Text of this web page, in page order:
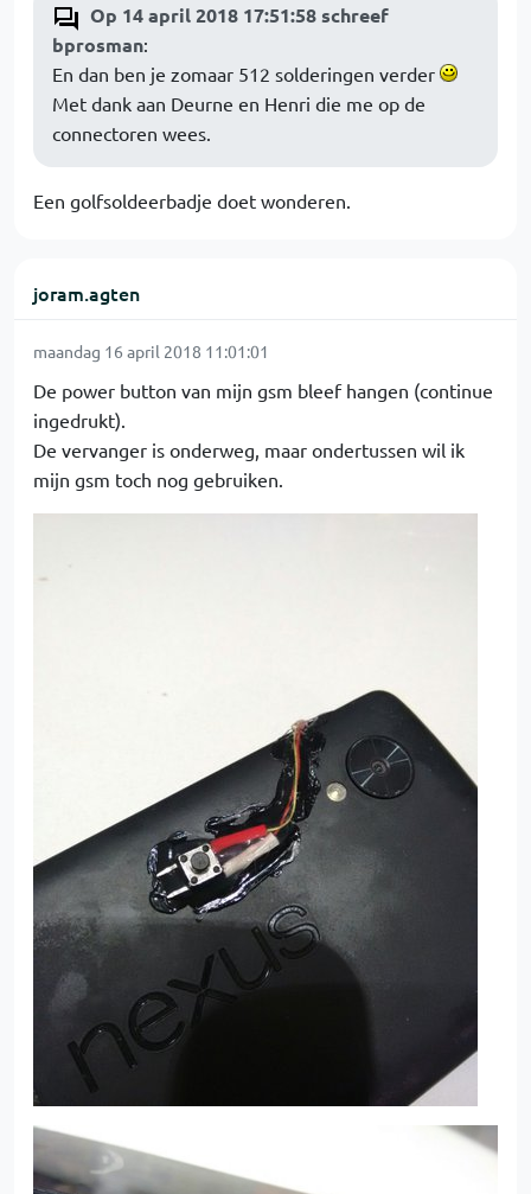
Op 14 april 2018 17:51:58 schreef
bprosman:
En dan ben je zomaar 512 solderingen verder
Met dank aan Deurne en Henri die me op de
connectoren wees.
Een golfsoldeerbadje doet wonderen.
joram.agten
maandag 16 april 2018 11:01:01
De power button van mijn gsm bleef hangen (continue
ingedrukt).
De vervanger is onderweg, maar ondertussen wil ik
mijn gsm toch nog gebruiken.